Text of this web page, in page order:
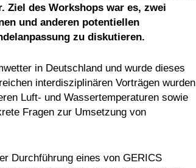
Ziel des Workshops war es, zwei
und anderen potentiellen
zu diskutieren.
in Deutschland und wurde dieses
interdisziplinären Vorträgen wurden
Luft- und Wassertemperaturen sowie
Fragen zur Umsetzung von
Durchführung eines von GERICS